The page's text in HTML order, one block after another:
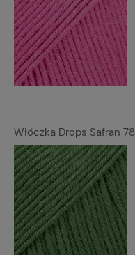
Włóczka Drops Safran 78